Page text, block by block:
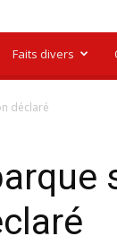
Faits divers
déclaré